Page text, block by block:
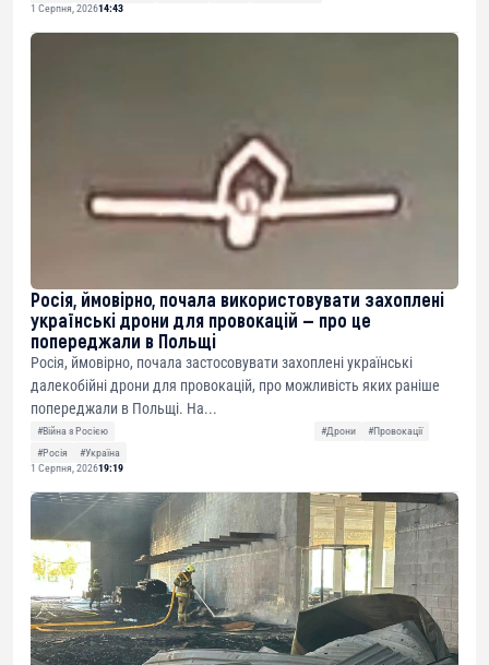
1 Серпня, 202614:43
Росія, ймовірно, почала використовувати захоплені
українські дрони для провокацій — про це
попереджали в Польщі
Росія, ймовірно, почала застосовувати захоплені українські
далекобійні дрони для провокацій, про можливість яких раніше
попереджали в Польщі. На...
#Війна з Росією #Дрони
#Провокації
#Росія
#Україна
1 Серпня, 202619:19